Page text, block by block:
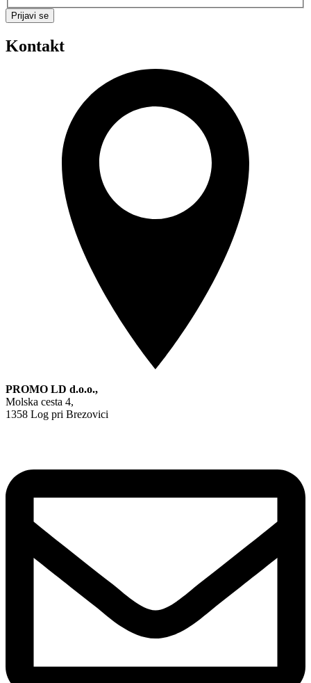
Prijavi se
Kontakt
PROMO LD d.o.o.,
Molska cesta 4,
1358 Log pri Brezovici